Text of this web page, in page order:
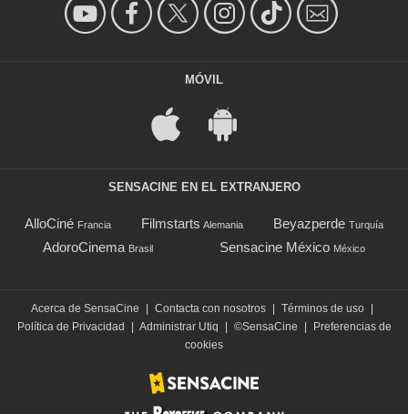
MÓVIL
SENSACINE EN EL EXTRANJERO
AlloCiné Francia Filmstarts Alemania Beyazperde Turquía
AdoroCinema Brasil Sensacine México México
Acerca de SensaCine Contacta con nosotros Términos de uso
Política de Privacidad
Administrar Utiq ©SensaCine
Preferencias de
cookies